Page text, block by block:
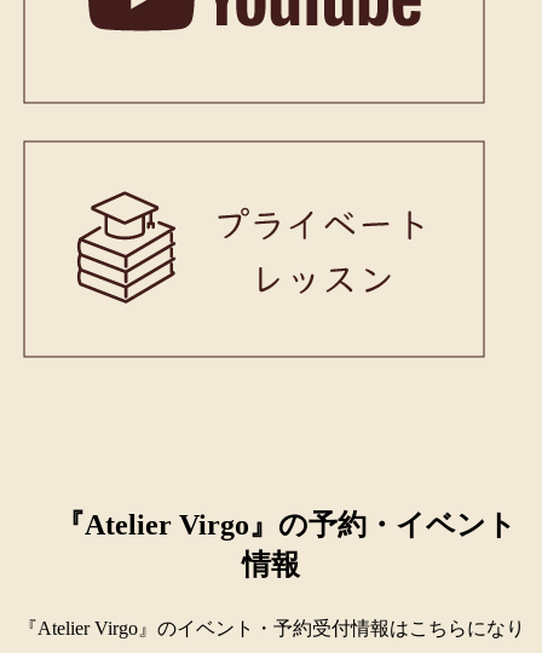
『Atelier Virgo』の予約・イベント
情報
『Atelier Virgo』のイベント・予約受付情報はこちらになり